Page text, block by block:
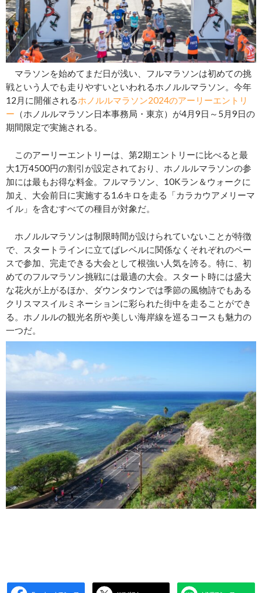
マラソンを始めてまだ日が浅い、フルマラソンは初めての挑
戦という人でも走りやすいといわれるホノルルマラソン。今年
12月に開催されるホノルルマラソン2024のアーリーエントリ
ー （ホノルルマラソン日本事務局・東京）が4月9日～5月9日の
期間限定で実施される。
このアーリーエントリーは、第2期エントリーに比べると最
大1万4500円の割引が設定されており、ホノルルマラソンの参
加には最もお得な料金。フルマラソン、10Kラン＆ウォークに
加え、大会前日に実施する1.6キロを走る「カラカウアメリーマ
イル」を含むすべての種目が対象だ。
ホノルルマラソンは制限時間が設けられていないことが特徴
で、スタートラインに立てばレベルに関係なくそれぞれのペー
スで参加、完走できる大会として根強い人気を誇る。特に、初
めてのフルマラソン挑戦には最適の大会。スタート時には盛大
な花火が上がるほか、ダウンタウンでは季節の風物詩でもある
クリスマスイルミネーションに彩られた街中を走ることができ
る。ホノルルの観光名所や美しい海岸線を巡るコースも魅力の
一つだ。